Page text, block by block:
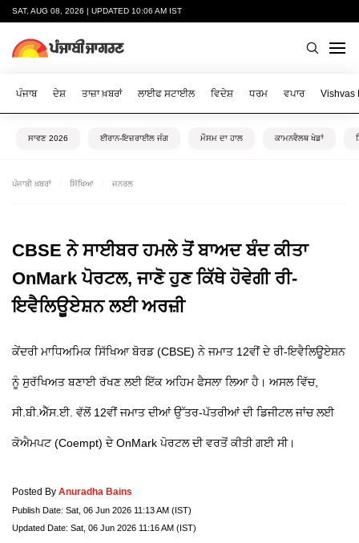
SAT, AUG 08, 2026 | UPDATED 10:06 AM IST
ਪੰਜਾਬ ਦੇਸ਼ ਤਾਜ਼ਾ ਖ਼ਬਰਾਂ ਲਾਈਫ ਸਟਾਈਲ ਵਿਦੇਸ਼ ਧਰਮ ਵਪਾਰ Vishvas
ਸਾਵਣ 2026 ਈਰਾਨ-ਇਜ਼ਰਾਈਲ ਜੰਗ ਮੌਸਮ ਦਾ ਹਾਲ ਕਾਮਨਵੈਲਥ ਖੇਡਾਂ
ਪੰਜਾਬੀ ਖ਼ਬਰਾਂ ਸਿੱਖਿਆ ਜਨਰਲ
CBSE ਨੇ ਸਾਈਬਰ ਹਮਲੇ ਤੋਂ ਬਾਅਦ ਬੰਦ ਕੀਤਾ
OnMark ਪੋਰਟਲ, ਜਾਣੋ ਹੁਣ ਕਿੱਥੇ ਹੋਵੇਗੀ ਰੀ-
ਇਵੈਲਿਊਏਸ਼ਨ ਲਈ ਅਰਜ਼ੀ
ਕੇਂਦਰੀ ਮਾਧਿਅਮਿਕ ਸਿੱਖਿਆ ਬੋਰਡ (CBSE) ਨੇ ਜਮਾਤ 12ਵੀਂ ਦੇ ਰੀ-ਇਵੈਲਿਊਏਸ਼ਨ
ਨੂੰ ਸੁਰੱਖਿਅਤ ਬਣਾਈ ਰੱਖਣ ਲਈ ਇੱਕ ਅਹਿਮ ਫੈਸਲਾ ਲਿਆ ਹੈ। ਅਸਲ ਵਿੱਚ,
ਸੀ.ਬੀ.ਐੱਸ.ਈ. ਵੱਲੋਂ 12ਵੀਂ ਜਮਾਤ ਦੀਆਂ ਉੱਤਰ-ਪੱਤਰੀਆਂ ਦੀ ਡਿਜੀਟਲ ਜਾਂਚ ਲਈ
ਕੋਐਮਪਟ (Coempt) ਦੇ OnMark ਪੋਰਟਲ ਦੀ ਵਰਤੋਂ ਕੀਤੀ ਗਈ ਸੀ।
Posted By Anuradha Bains
Publish Date: Sat, 06 Jun 2026 11:13 AM (IST)
Updated Date: Sat, 06 Jun 2026 11:16 AM (IST)